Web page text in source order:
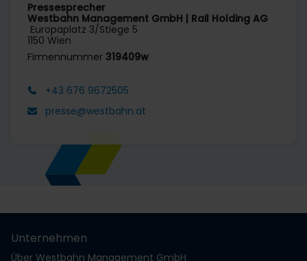
Pressesprecher
Westbahn Management GmbH | Rail Holding AG
Europaplatz 3/Stiege 5
1150 Wien
Firmennummer 319409w
+43 676 9672505
presse@westbahn.at
Unternehmen
Über Westbahn Management GmbH